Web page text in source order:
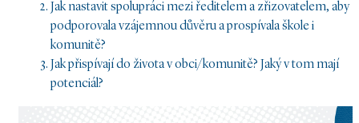
Jak nastavit spolupráci mezi ředitelem a zřizovatelem, aby
podporovala vzájemnou důvěru a prospívala škole i
komunitě?
Jak přispívají do života v obci/komunitě? Jaký v tom mají
potenciál?